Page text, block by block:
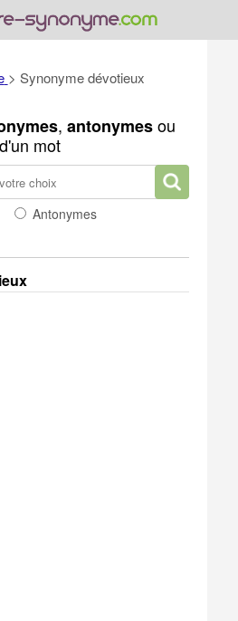
> Synonyme dévotieux
, antonymesou
d'un mot
Antonymes